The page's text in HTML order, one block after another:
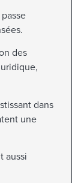
des
dans
une
aussi